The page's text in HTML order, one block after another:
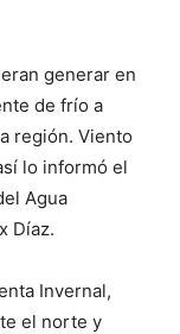
generar en
de frío a
región. Viento
lo informó el
Agua
Díaz.
Invernal,
el norte y